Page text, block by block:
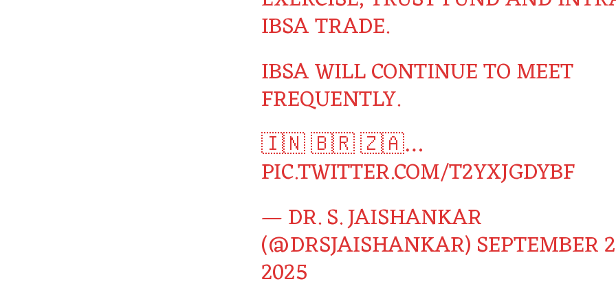
IBSA TRADE.
IBSA WILL CONTINUE TO MEET
FREQUENTLY.
🇮🇳 🇧🇷 🇿🇦…
PIC.TWITTER.COM/T2YXJGDYBF
— DR. S. JAISHANKAR
(@DRSJAISHANKAR)SEPTEMBER
2025